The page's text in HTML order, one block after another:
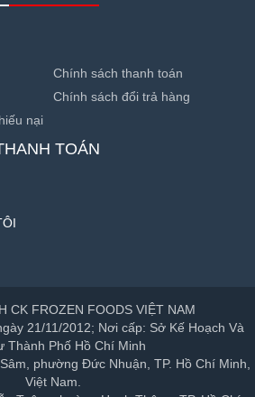
Chính sách thanh toán
Chính sách đổi trả hàng
nại
TOÁN
CK FROZEN FOODS VIỆT NAM
21/11/2012; Nơi cấp: Sở Kế Hoạch Và
Thành Phố Hồ Chí Minh
phường Đức Nhuận, TP. Hồ Chí Minh,
Việt Nam.